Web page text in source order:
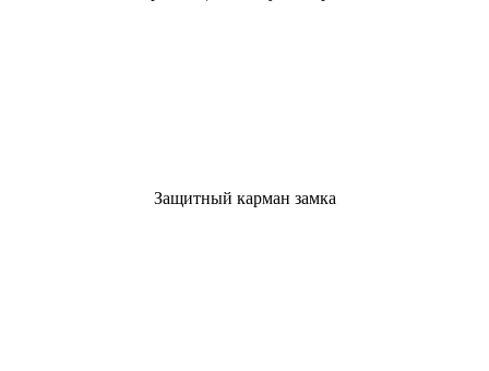
Защитный карман замка